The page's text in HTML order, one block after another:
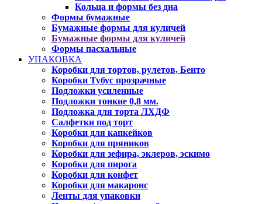
Кольца и формы без дна
Формы бумажные
Бумажные формы для куличей
Бумажные формы для куличей
Формы пасхальные
УПАКОВКА
Коробки для тортов, рулетов, Бенто
Коробки Тубус прозрачные
Подложки усиленные
Подложки тонкие 0,8 мм.
Подложка для торта ЛХДФ
Салфетки под торт
Коробки для капкейков
Коробки для пряников
Коробки для зефира, эклеров, эскимо
Коробки для пирога
Коробки для конфет
Коробки для макаронс
Ленты для упаковки